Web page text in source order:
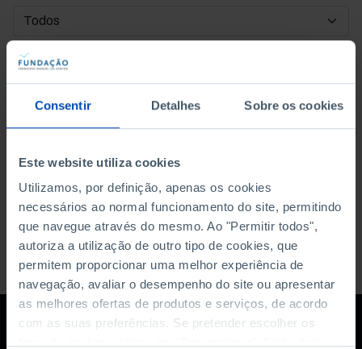
Consentir Detalhes Sobre os cookies
Este website utiliza cookies
Utilizamos, por definição, apenas os cookies
necessários ao normal funcionamento do site, permitindo
que navegue através do mesmo. Ao "Permitir todos",
autoriza a utilização de outro tipo de cookies, que
permitem proporcionar uma melhor experiência de
navegação, avaliar o desempenho do site ou apresentar
as melhores ofertas de produtos e serviços, de acordo
com as suas preferências. Se pretender escolher os
DATA DE INÍCIO
DATA DE FIM